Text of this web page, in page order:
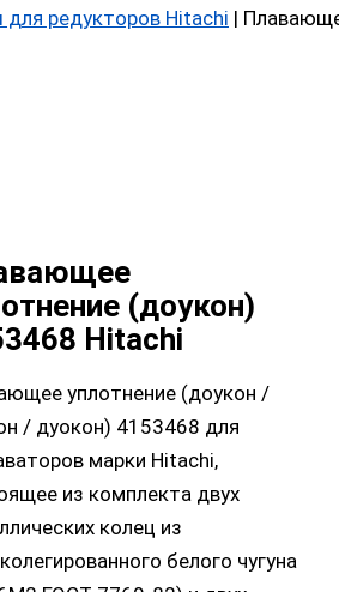
редукторов Hitachi |
(доукон)
Hitachi
уплотнение (доукон /
/ дуокон) 4153468 для
марки Hitachi,
из комплекта двух
колец из
белого чугуна